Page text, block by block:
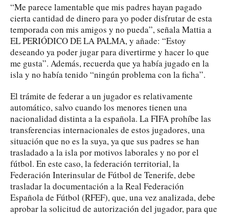
“Me parece lamentable que mis padres hayan pagado
cierta cantidad de dinero para yo poder disfrutar de esta
temporada con mis amigos y no pueda”, señala Mattia a
EL PERIÓDICO DE LA PALMA, y añade: “Estoy
deseando ya poder jugar para divertirme y hacer lo que
me gusta”. Además, recuerda que ya había jugado en la
isla y no había tenido “ningún problema con la ficha”.
El trámite de federar a un jugador es relativamente
automático, salvo cuando los menores tienen una
nacionalidad distinta a la española. La FIFA prohíbe las
transferencias internacionales de estos jugadores, una
situación que no es la suya, ya que sus padres se han
trasladado a la isla por motivos laborales y no por el
fútbol. En este caso, la federación territorial, la
Federación Interinsular de Fútbol de Tenerife, debe
trasladar la documentación a la Real Federación
Española de Fútbol (RFEF), que, una vez analizada, debe
aprobar la solicitud de autorización del jugador, para que